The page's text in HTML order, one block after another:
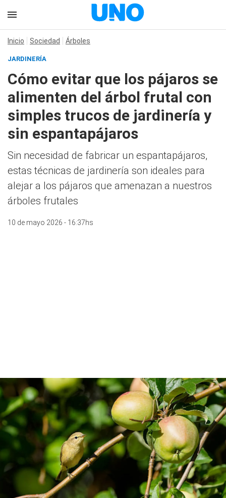
Inicio Sociedad Árboles
JARDINERÍA
Cómo evitar que los pájaros se
alimenten del árbol frutal con
simples trucos de jardinería y
sin espantapájaros
Sin necesidad de fabricar un espantapájaros,
estas técnicas de jardinería son ideales para
alejar a los pájaros que amenazan a nuestros
árboles frutales
10 de mayo 2026 - 16:37hs